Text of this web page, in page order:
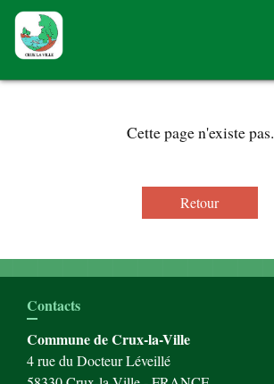
Cette page n'existe pas.
Retour
Contacts
Commune de Crux-la-Ville
4 rue du Docteur Léveillé